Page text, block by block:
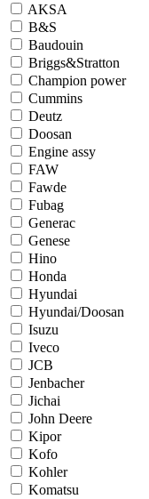
AKSA
B&S
Baudouin
Briggs&Stratton
Champion power
Cummins
Deutz
Doosan
Engine assy
FAW
Fawde
Fubag
Generac
Genese
Hino
Honda
Hyundai
Hyundai/Doosan
Isuzu
Iveco
JCB
Jenbacher
Jichai
John Deere
Kipor
Kofo
Kohler
Komatsu